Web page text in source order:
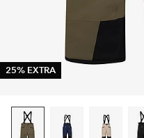
25% EXTRA